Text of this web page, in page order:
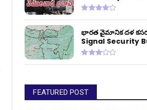
భారత వైమానిక దళ
Signal Security
FEATURED POST